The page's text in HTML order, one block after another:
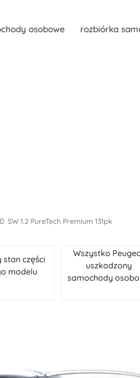
osobowe rozbiórka
SW 1.2 PureTech Premium 131pk
stan części
modelu
Wszystko
uszkodzony
samochody